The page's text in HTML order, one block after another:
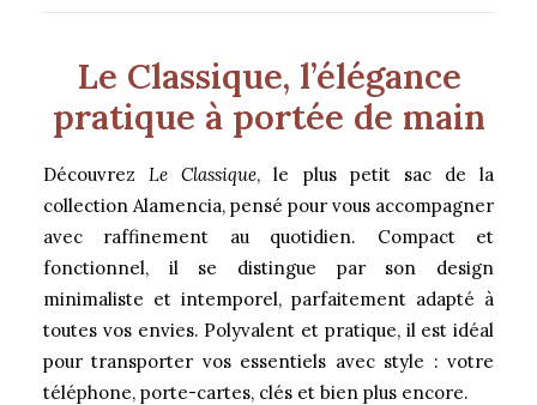
Le Classique, l’élégance
pratique à portée de main
DécouvrezLe Classique, le plus petit sac de la
collection Alamencia, pensé pour vous accompagner
avec raffinement au quotidien. Compact et
fonctionnel, il se distingue par son design
minimaliste et intemporel, parfaitement adapté à
toutes vos envies. Polyvalent et pratique, il est idéal
pour transporter vos essentiels avec style : votre
téléphone, porte-cartes, clés et bien plus encore.